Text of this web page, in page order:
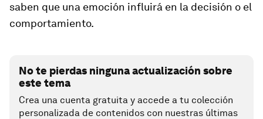
saben que una emoción influirá en la decisión o el
comportamiento.
No te pierdas ninguna actualización sobre
este tema
Crea una cuenta gratuita y accede a tu colección
personalizada de contenidos con nuestras últimas